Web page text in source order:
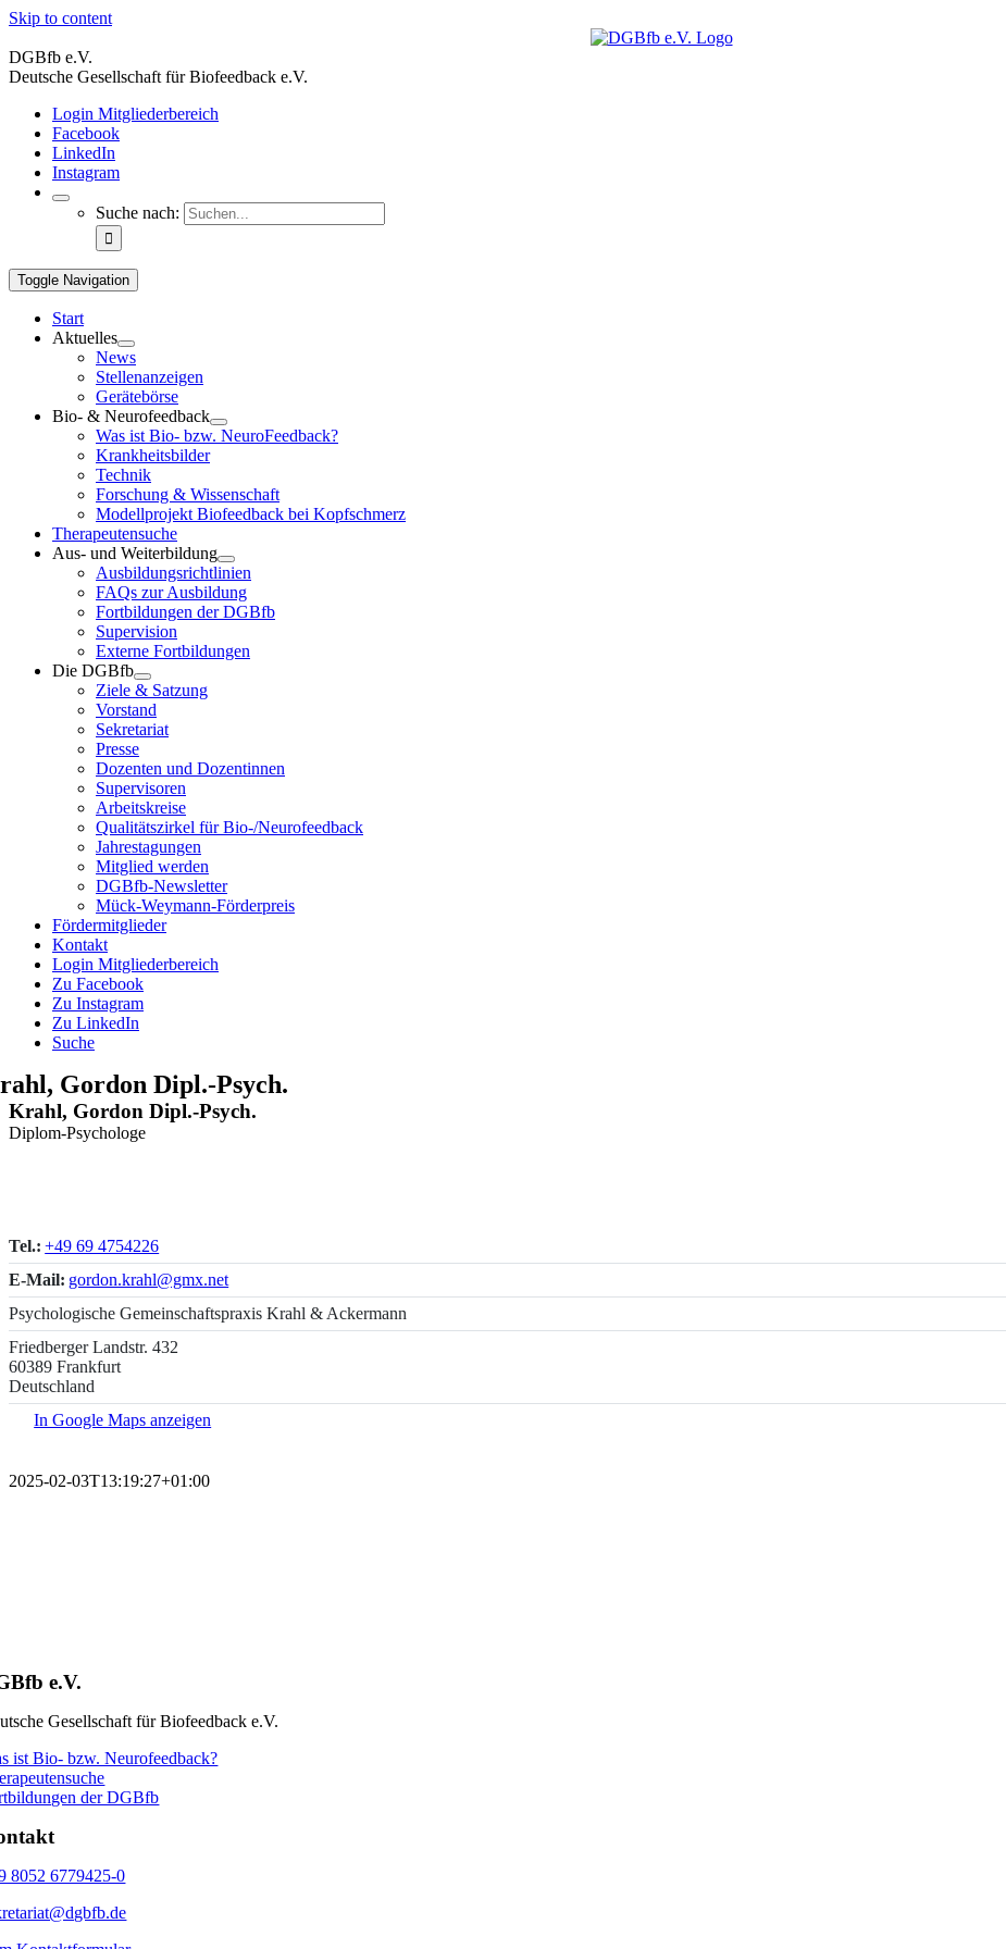
Skip to content
DGBfb e.V.
Deutsche Gesellschaft für Biofeedback e.V.
Login Mitgliederbereich
Facebook
LinkedIn
Instagram
Suche nach:
Toggle Navigation
Start
Aktuelles
News
Stellenanzeigen
Gerätebörse
Bio- & Neurofeedback
Was ist Bio- bzw. NeuroFeedback?
Krankheitsbilder
Technik
Forschung & Wissenschaft
Modellprojekt Biofeedback bei Kopfschmerz
Therapeutensuche
Aus- und Weiterbildung
Ausbildungsrichtlinien
FAQs zur Ausbildung
Fortbildungen der DGBfb
Supervision
Externe Fortbildungen
Die DGBfb
Ziele & Satzung
Vorstand
Sekretariat
Presse
Dozenten und Dozentinnen
Supervisoren
Arbeitskreise
Qualitätszirkel für Bio-/Neurofeedback
Jahrestagungen
Mitglied werden
DGBfb-Newsletter
Mück-Weymann-Förderpreis
Fördermitglieder
Kontakt
Login Mitgliederbereich
Zu Facebook
Zu Instagram
Zu LinkedIn
Suche
Gordon Dipl.-Psych.
Krahl, Gordon Dipl.-Psych.
Diplom-Psychologe
Tel.: +49 69 4754226
E-Mail: gordon.krahl@gmx.net
Psychologische Gemeinschaftspraxis Krahl & Ackermann
Friedberger Landstr. 432
60389 Frankfurt
Deutschland
In Google Maps anzeigen
2025-02-03T13:19:27+01:00
e.V.
Gesellschaft für Biofeedback e.V.
ist Bio- bzw. Neurofeedback?
der DGBfb
8052 6779425-0